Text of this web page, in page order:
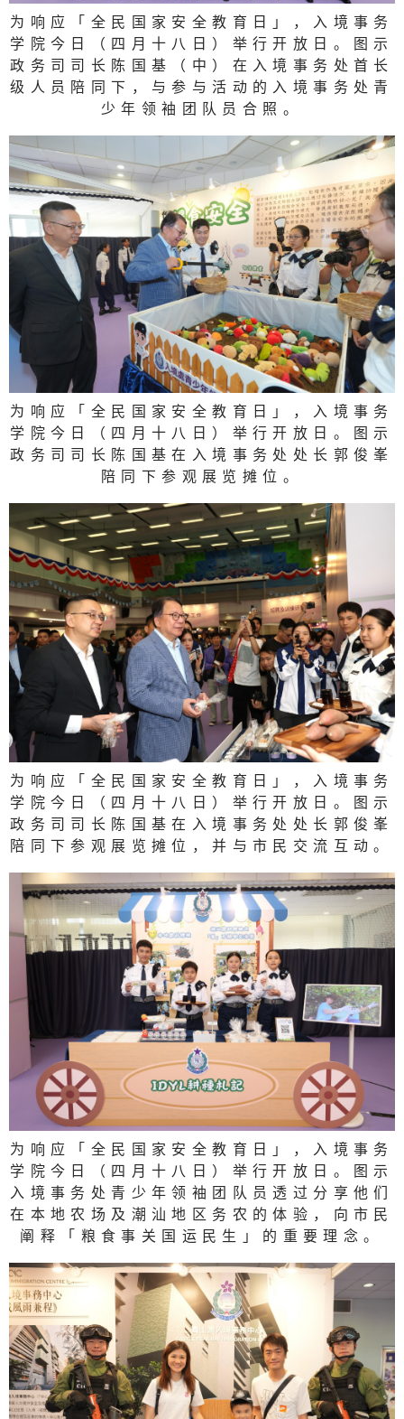
为响应「全民国家安全教育日」，入境事务
学院今日（四月十八日）举行开放日。图示
政务司司长陈国基（中）在入境事务处首长
级人员陪同下，与参与活动的入境事务处青
少年领袖团队员合照。
为响应「全民国家安全教育日」，入境事务
学院今日（四月十八日）举行开放日。图示
政务司司长陈国基在入境事务处处长郭俊峯
陪同下参观展览摊位。
为响应「全民国家安全教育日」，入境事务
学院今日（四月十八日）举行开放日。图示
政务司司长陈国基在入境事务处处长郭俊峯
陪同下参观展览摊位，并与市民交流互动。
为响应「全民国家安全教育日」，入境事务
学院今日（四月十八日）举行开放日。图示
入境事务处青少年领袖团队员透过分享他们
在本地农场及潮汕地区务农的体验，向市民
阐释「粮食事关国运民生」的重要理念。